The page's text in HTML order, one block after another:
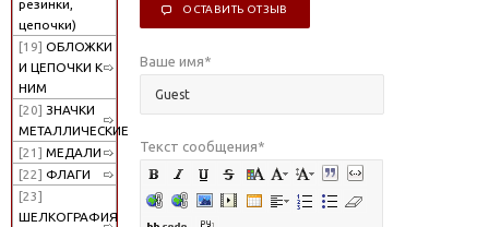
резинки,
цепочки)
[19] ОБЛОЖКИ
И ЦЕПОЧКИ К
НИМ
[20] ЗНАЧКИ
МЕТАЛЛИЧЕСКИЕ
[21] МЕДАЛИ
[22] ФЛАГИ
[23]
ШЕЛКОГРАФИЯ
ОСТАВИТЬ ОТЗЫВ
Ваше имя*
Текст сообщения*